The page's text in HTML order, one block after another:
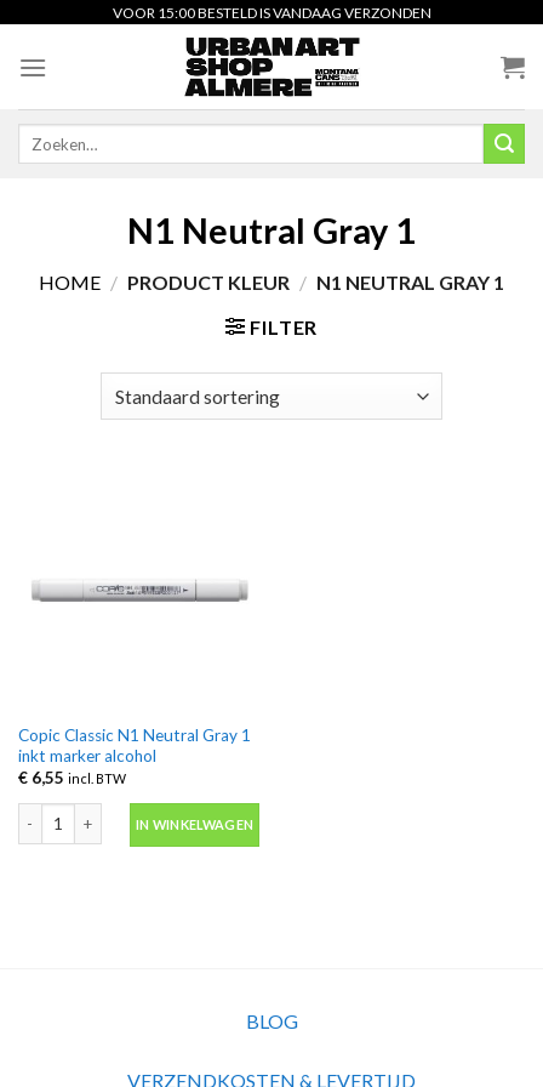
content
VOOR 15:00 BESTELD IS VANDAAG VERZONDEN
N1 Neutral Gray 1
HOME / PRODUCT KLEUR / N1 NEUTRAL GRAY 1
FILTER
Copic Classic N1 Neutral Gray 1
inkt marker alcohol
€6,55 incl. BTW
Copic Classic N1 Neutral Gray 1 inkt marker alcohol aantal
IN WINKELWAGEN
BLOG
VERZENDKOSTEN & LEVERTIJD